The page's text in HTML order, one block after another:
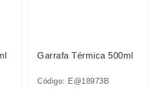
Garrafa Térmica 500ml
Código: E@18973B